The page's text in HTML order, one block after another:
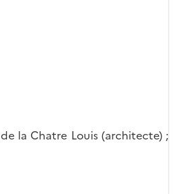
la Chatre Louis (architecte) ;